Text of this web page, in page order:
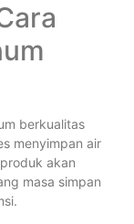
berkualitas
menyimpan air
akan
masa simpan